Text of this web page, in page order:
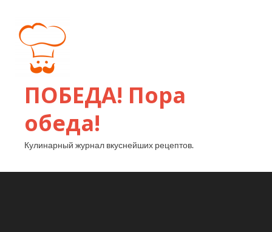
ПОБЕДА! Пора
обеда!
Кулинарный журнал вкуснейших рецептов.